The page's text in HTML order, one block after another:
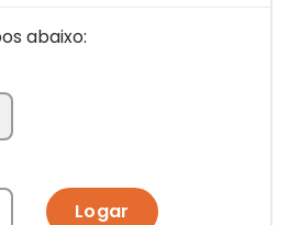
abaixo:
Logar